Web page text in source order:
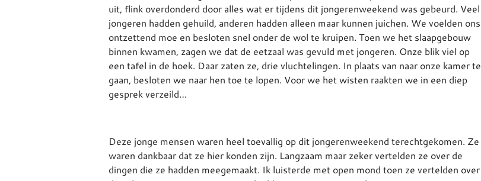
uit, flink overdonderd door alles wat er tijdens dit jongerenweekend was gebeurd. Veel
jongeren hadden gehuild, anderen hadden alleen maar kunnen juichen. We voelden ons
ontzettend moe en besloten snel onder de wol te kruipen. Toen we het slaapgebouw
binnen kwamen, zagen we dat de eetzaal was gevuld met jongeren. Onze blik viel op
een tafel in de hoek. Daar zaten ze, drie vluchtelingen. In plaats van naar onze kamer te
gaan, besloten we naar hen toe te lopen. Voor we het wisten raakten we in een diep
gesprek verzeild…
Deze jonge mensen waren heel toevallig op dit jongerenweekend terechtgekomen. Ze
waren dankbaar dat ze hier konden zijn. Langzaam maar zeker vertelden ze over de
dingen die ze hadden meegemaakt. Ik luisterde met open mond toen ze vertelden over